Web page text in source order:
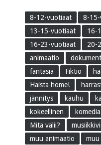
8-12-vuotiaat
8-
13-15-vuotiaat
16-
16-23-vuotiaat
20-
animaatio
fantasia
Fiktio
Haista home!
jännitys
kauhu
kokeellinen
komedia
Mitä välii?
muu animaatio